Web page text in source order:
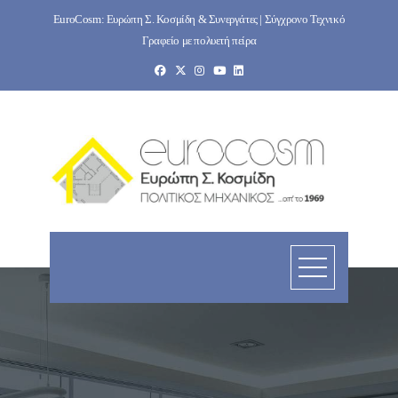
EuroCosm: Ευρώπη Σ. Κοσμίδη & Συνεργάτες | Σύγχρονο Τεχνικό
Γραφείο με πολυετή πείρα